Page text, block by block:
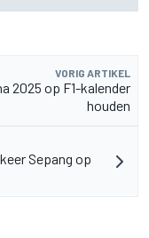
VORIG ARTIKEL
2025 op F1-kalender
houden
Sepang op